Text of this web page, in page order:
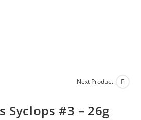
Next Product
Syclops #3 – 26g